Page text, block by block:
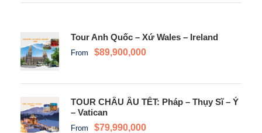
Tour Anh Quốc – Xứ Wales – Ireland
From $89,900,000
TOUR CHÂU ÂU TẾT: Pháp – Thụy Sĩ – Ý
– Vatican
From $79,990,000